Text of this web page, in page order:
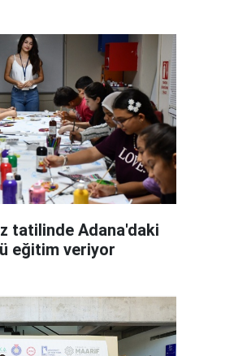
tatilinde Adana'daki
eğitim veriyor